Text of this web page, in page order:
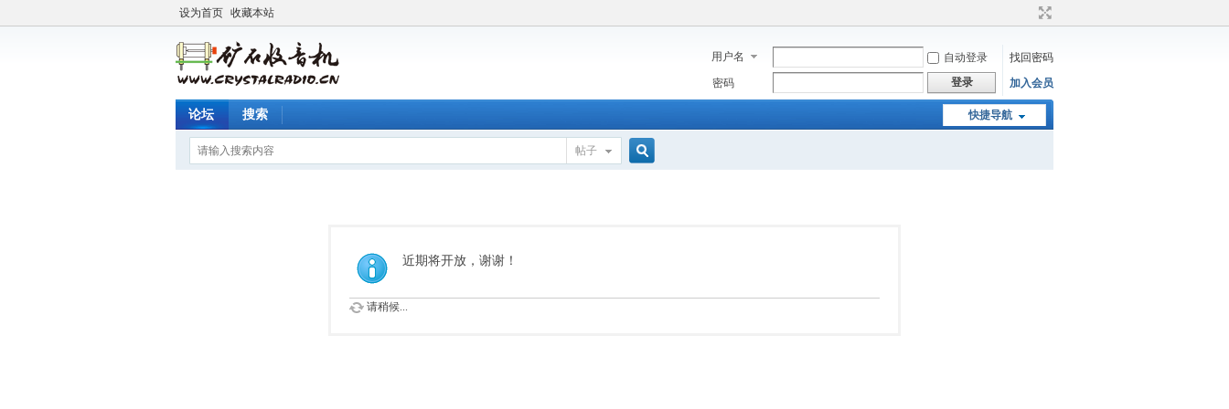
设为首页 收藏本站
用户名 自动登录
找回密码
密码
登录 加入会员
快捷导航
论坛 搜索
帖子
近期将开放，谢谢！
请稍候...